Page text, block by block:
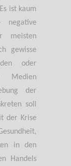
ist kaum
negative
meisten
gewisse
oder
Medien
der
soll
der Krise
in den
Handels